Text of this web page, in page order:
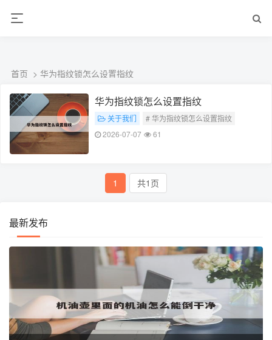
材经营部
首页 > 华为指纹锁怎么设置指纹
华为指纹锁怎么设置指纹
关于我们
# 华为指纹锁怎么设置指纹
2026-07-07
61
1 共1页
最新发布